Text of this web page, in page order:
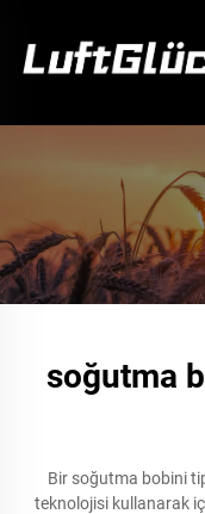
soğutma
Bir soğutma bobini
teknolojisi kullanarak